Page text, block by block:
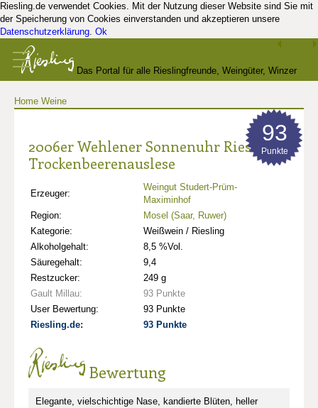
Riesling.de verwendet Cookies. Mit der Nutzung dieser Website sind Sie mit
der Speicherung von Cookies einverstanden und akzeptieren unsere
Datenschutzerklärung. Ok
Das Portal für alle Rieslingfreunde, Weingüter, Winzer
Home Weine
2006er Wehlener Sonnenuhr Riesling
Trockenbeerenauslese
Erzeuger:
Weingut Studert-Prüm-
Maximinhof
Region:
Mosel (Saar, Ruwer)
Kategorie:
Weißwein / Riesling
Alkoholgehalt:
8,5 %Vol.
Säuregehalt:
9,4
Restzucker:
249 g
Gault Millau:
93 Punkte
User Bewertung:
93 Punkte
Riesling.de:
93 Punkte
93
Punkte
Bewertung
Elegante, vielschichtige Nase, kandierte Blüten, heller